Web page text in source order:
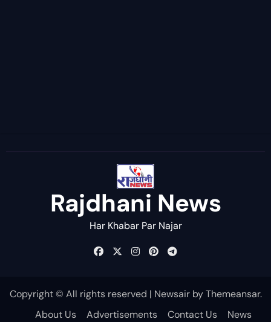
Rajdhani News
Har Khabar Par Najar
Copyright © All rights reserved | NewsairbyThemeansar.
About Us
Advertisements Contact Us News